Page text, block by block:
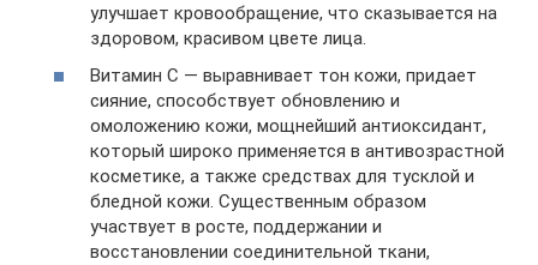
улучшает кровообращение, что сказывается на
здоровом, красивом цвете лица.
Витамин С — выравнивает тон кожи, придает
сияние, способствует обновлению и
омоложению кожи, мощнейший антиоксидант,
который широко применяется в антивозрастной
косметике, а также средствах для тусклой и
бледной кожи. Существенным образом
участвует в росте, поддержании и
восстановлении соединительной ткани,